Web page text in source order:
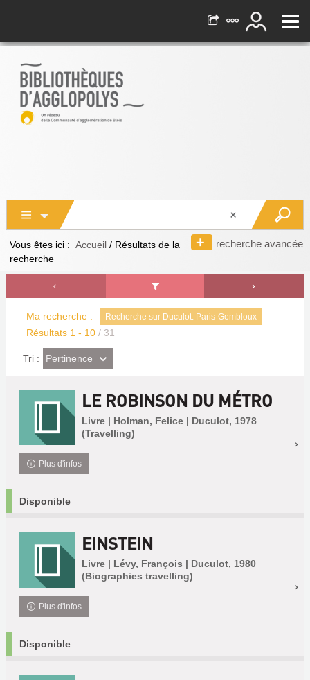
recherche avancée
Vous êtes ici : Accueil / Résultats de la
recherche
Ma recherche : Recherche sur Duculot. Paris-Gembloux
Résultats 1 - 10 / 31
Tri : (Effet
imédiat)
Pertinence
LE ROBINSON DU MÉTRO
Livre | Holman, Felice | Duculot, 1978
(Travelling)
Plus d'infos
Disponible
EINSTEIN
Livre | Lévy, François | Duculot, 1980
(Biographies travelling)
Plus d'infos
Disponible